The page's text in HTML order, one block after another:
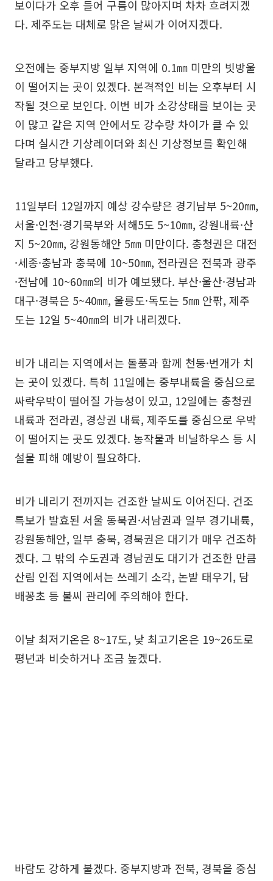
보이다가 오후 들어 구름이 많아지며 차차 흐려지겠
다. 제주도는 대체로 맑은 날씨가 이어지겠다.
오전에는 중부지방 일부 지역에 0.1㎜ 미만의 빗방울
이 떨어지는 곳이 있겠다. 본격적인 비는 오후부터 시
작될 것으로 보인다. 이번 비가 소강상태를 보이는 곳
이 많고 같은 지역 안에서도 강수량 차이가 클 수 있
다며 실시간 기상레이더와 최신 기상정보를 확인해
달라고 당부했다.
11일부터 12일까지 예상 강수량은 경기남부 5~20㎜,
서울·인천·경기북부와 서해5도 5~10㎜, 강원내륙·산
지 5~20㎜, 강원동해안 5㎜ 미만이다. 충청권은 대전
·세종·충남과 충북에 10~50㎜, 전라권은 전북과 광주
·전남에 10~60㎜의 비가 예보됐다. 부산·울산·경남과
대구·경북은 5~40㎜, 울릉도·독도는 5㎜ 안팎, 제주
도는 12일 5~40㎜의 비가 내리겠다.
비가 내리는 지역에서는 돌풍과 함께 천둥·번개가 치
는 곳이 있겠다. 특히 11일에는 중부내륙을 중심으로
싸락우박이 떨어질 가능성이 있고, 12일에는 충청권
내륙과 전라권, 경상권 내륙, 제주도를 중심으로 우박
이 떨어지는 곳도 있겠다. 농작물과 비닐하우스 등 시
설물 피해 예방이 필요하다.
비가 내리기 전까지는 건조한 날씨도 이어진다. 건조
특보가 발효된 서울 동북권·서남권과 일부 경기내륙,
강원동해안, 일부 충북, 경북권은 대기가 매우 건조하
겠다. 그 밖의 수도권과 경남권도 대기가 건조한 만큼
산림 인접 지역에서는 쓰레기 소각, 논밭 태우기, 담
배꽁초 등 불씨 관리에 주의해야 한다.
이날 최저기온은 8~17도, 낮 최고기온은 19~26도로
평년과 비슷하거나 조금 높겠다.
바람도 강하게 불겠다. 중부지방과 전북, 경북을 중심